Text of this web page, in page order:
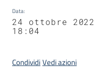
Data:
24 ottobre 2022
18:04
CondividiVedi azioni